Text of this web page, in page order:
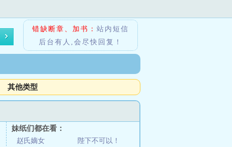
错缺断章、加书： 站内短信
后台有人,会尽快回复！
其他类型
妹纸们都在看：
赵氏嫡女
陛下不可以！